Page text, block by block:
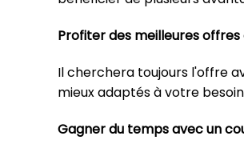
Profiter des meilleures
Il cherchera toujours l'offre
mieux adaptés à votre
Gagner du temps avec un